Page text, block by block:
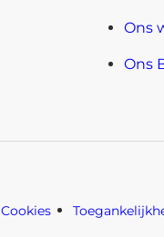
Ons
Ons
Cookies